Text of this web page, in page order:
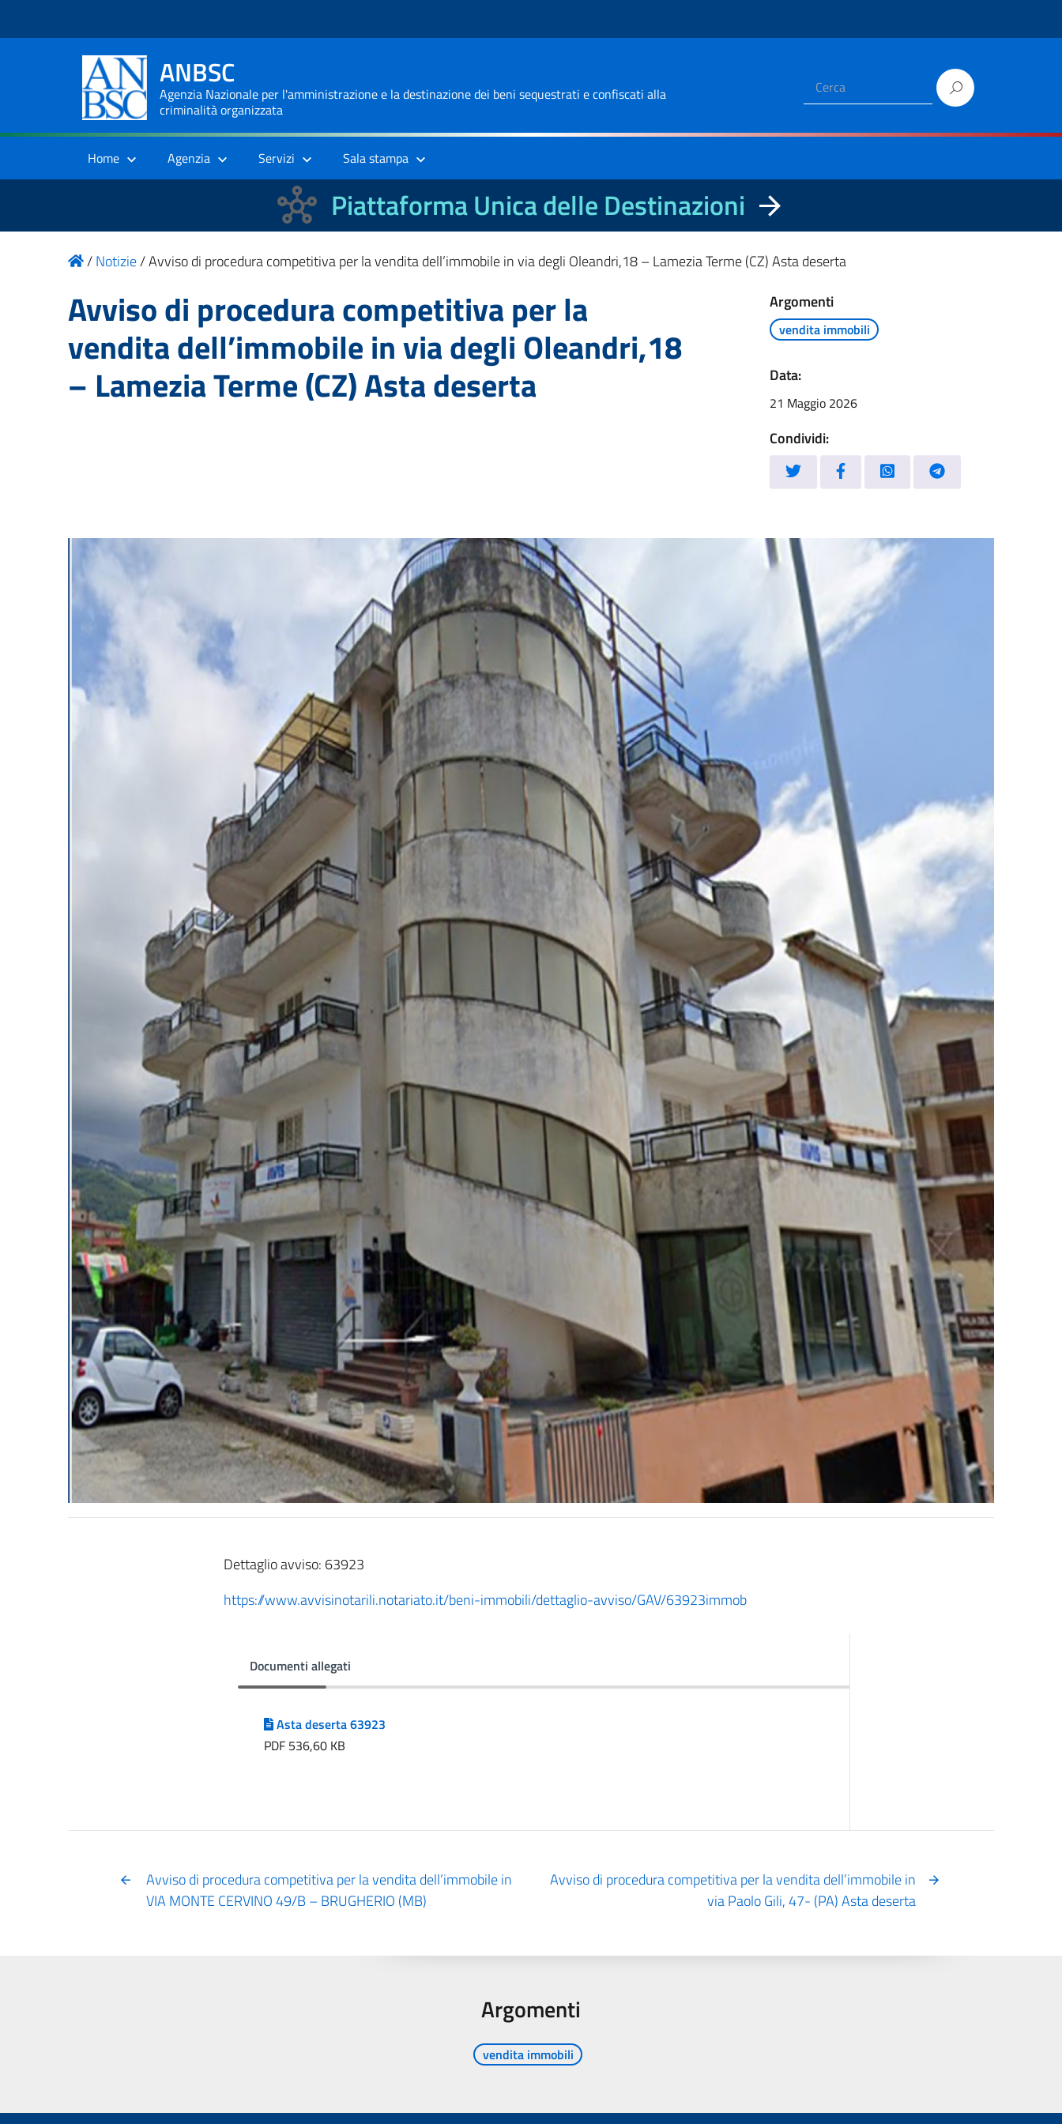
ANBSC
Agenzia Nazionale per l'amministrazione e la destinazione dei beni sequestrati e confiscati alla
criminalità organizzata
Home Agenzia Servizi Sala stampa
Piattaforma Unica delle Destinazioni
/Notizie/Avviso di procedura competitiva per la vendita dell’immobile in via degli Oleandri,18 – Lamezia Terme (CZ) Asta deserta
Avviso di procedura competitiva per la
vendita dell’immobile in via degli Oleandri,18
– Lamezia Terme (CZ) Asta deserta
Argomenti
vendita immobili
Data:
21 Maggio 2026
Condividi:
Dettaglio avviso: 63923
https://www.avvisinotarili.notariato.it/beni-immobili/dettaglio-avviso/GAV/63923immob
Documenti allegati
Asta deserta 63923
PDF 536,60 KB
Avviso di procedura competitiva per la vendita dell’immobile in
VIA MONTE CERVINO 49/B – BRUGHERIO (MB)
Avviso di procedura competitiva per la vendita dell’immobile in
via Paolo Gili, 47- (PA) Asta deserta
Argomenti
vendita immobili